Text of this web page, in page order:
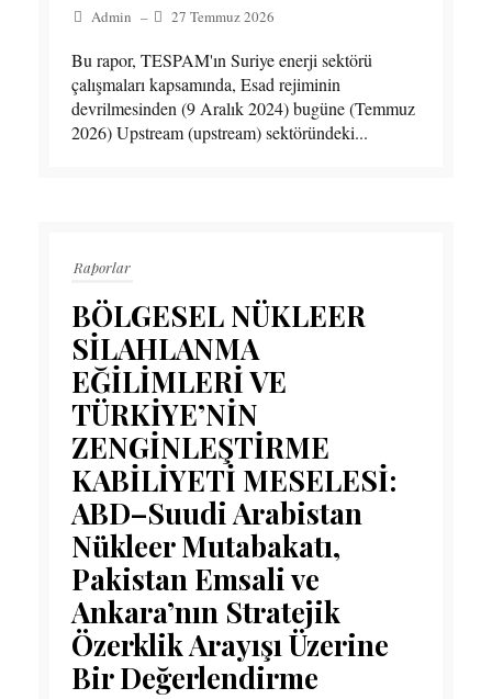
Admin – 27 Temmuz 2026
Bu rapor, TESPAM'ın Suriye enerji sektörü
çalışmaları kapsamında, Esad rejiminin
devrilmesinden (9 Aralık 2024) bugüne (Temmuz
2026) Upstream (upstream) sektöründeki...
Raporlar
BÖLGESEL NÜKLEER
SİLAHLANMA
EĞİLİMLERİ VE
TÜRKİYE’NİN
ZENGİNLEŞTİRME
KABİLİYETİ MESELESİ:
ABD–Suudi Arabistan
Nükleer Mutabakatı,
Pakistan Emsali ve
Ankara’nın Stratejik
Özerklik Arayışı Üzerine
Bir Değerlendirme